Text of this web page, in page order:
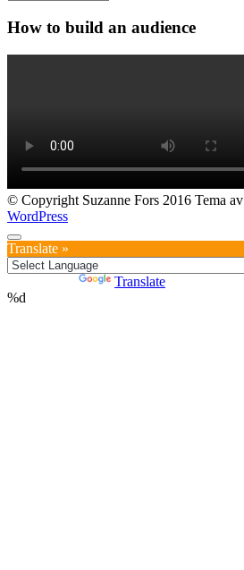
How to build an audience
© Copyright Suzanne Fors 2016 Tema av
WordPress
Translate »
Translate
%d